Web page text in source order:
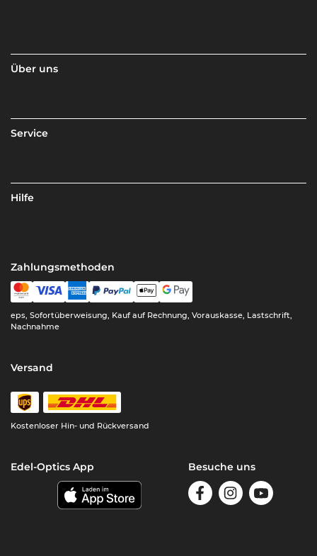
Über uns
Service
Hilfe
Zahlungsmethoden
eps, Sofortüberweisung, Kauf auf Rechnung, Vorauskasse, Lastschrift,
Nachnahme
Versand
Kostenloser Hin- und Rückversand
Edel-Optics App Besuche uns